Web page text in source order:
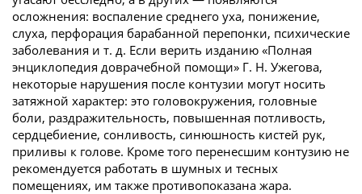
осложнения: воспаление среднего уха, понижение,
слуха, перфорация барабанной перепонки, психические
заболевания и т. д. Если верить изданию «Полная
энциклопедия доврачебной помощи» Г. Н. Ужегова,
некоторые нарушения после контузии могут носить
затяжной характер: это головокружения, головные
боли, раздражительность, повышенная потливость,
сердцебиение, сонливость, синюшность кистей рук,
приливы к голове. Кроме того перенесшим контузию не
рекомендуется работать в шумных и тесных
помещениях, им также противопоказана жара.